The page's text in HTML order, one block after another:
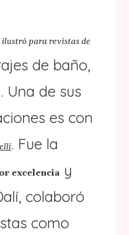
para revistas de
de baño,
Una de sus
es con
. Fue la
excelencia y
colaboró
como